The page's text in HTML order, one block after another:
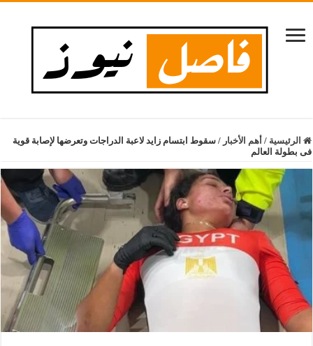
الرئيسية / أهم الأخبار / سقوط ابتسام زايد لاعبة الدراجات وتعرضها لإصابة قوية
فى بطولة العالم